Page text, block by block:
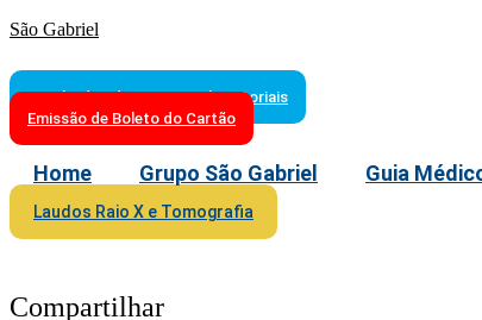
São Gabriel
Resultados de Exames Laboratoriais
Emissão de Boleto do Cartão
Home Grupo São Gabriel Guia
Laudos Raio X e Tomografia
Compartilhar